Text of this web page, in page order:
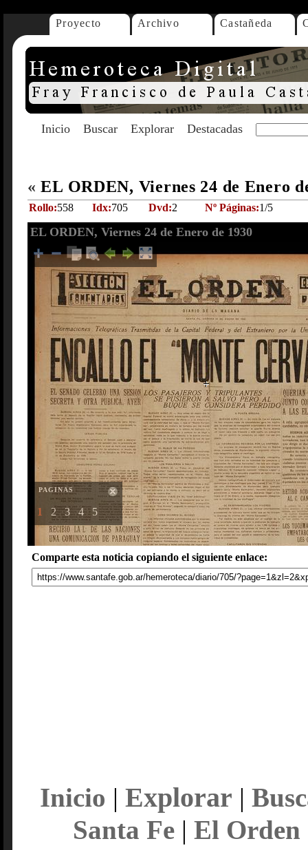
Proyecto Archivo Castañeda
Inicio Buscar Explorar Destacadas
« EL ORDEN, Viernes 24 de Enero
Rollo:558 Idx:705 Dvd:2 Nº Páginas:1/5
EL ORDEN, Viernes 24 de Enero de 1930
PAGINAS
1 2 3 4 5
Comparte esta noticia copiando el siguiente enlace:
Inicio | Explorar |
Santa Fe| El Orden